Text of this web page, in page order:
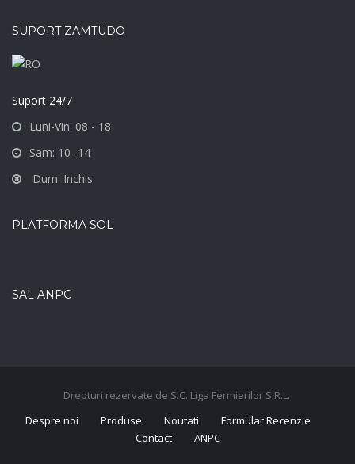
SUPORT ZAMTUDO
Suport 24/7
Luni-Vin: 08 - 18
Sam: 10 -14
Dum: Inchis
PLATFORMA SOL
SAL ANPC
Drepturi rezervate de S.C. Liga Fermierilor S.R.L.
Despre noi
Produse Noutati
Formular Recenzie
Contact
ANPC